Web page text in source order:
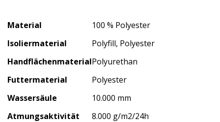
Material
100 % Polyester
Isoliermaterial
Polyfill, Polyester
HandflächenmaterialPolyurethan
Futtermaterial
Polyester
Wassersäule
10.000 mm
Atmungsaktivität
8.000 g/m2/24h